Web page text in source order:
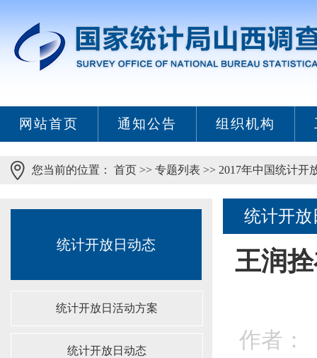
网站首页 通知公告 组织机构
您当前的位置： 首页 >> 专题列表 >> 2017年中国统计开
统计开放日动态
统计开放日活动方案
统计开放日动态
统计开放
王润
作者：